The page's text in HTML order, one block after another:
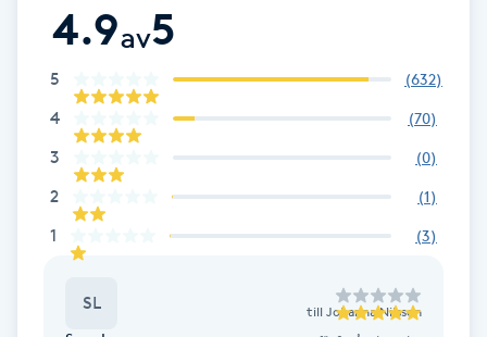
Fet hårbotten
Fettreducering
Fibromassage
Fillers
Fotmassage
4.9av5
5 (632)
4 (70)
3 (0)
2 (1)
1 (3)
SL till Johanna Nilsson